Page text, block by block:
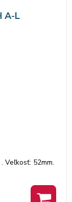
A-L
Veľkosť: 52mm.